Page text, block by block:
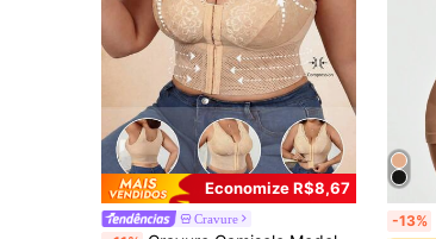
Economize R$8,67
Cravure -13%